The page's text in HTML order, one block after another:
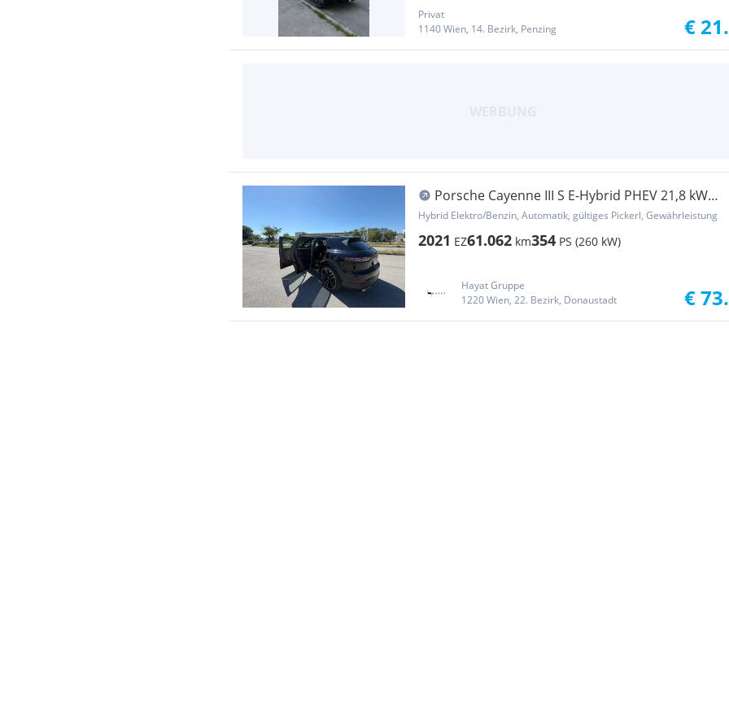
Privat
1140 Wien, 14. Bezirk, Penzing
€
Porsche Cayenne III S E-Hybrid PHEV 21,8 kWh
Aut. /// F...
Hybrid Elektro/Benzin, Automatik, gültiges Pickerl, Gewährleistung
2021 EZ61.062 km354 PS (260 kW)
Hayat Gruppe
1220 Wien, 22. Bezirk, Donaustadt
€